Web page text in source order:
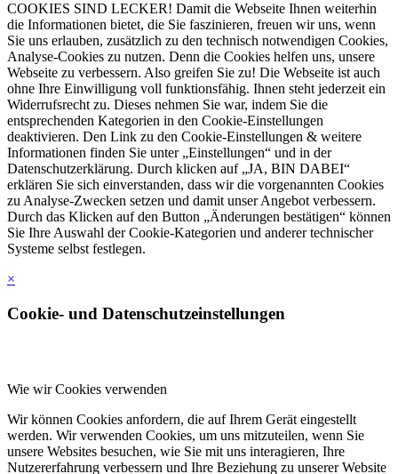
COOKIES SIND LECKER! Damit die Webseite Ihnen weiterhin
die Informationen bietet, die Sie faszinieren, freuen wir uns, wenn
Sie uns erlauben, zusätzlich zu den technisch notwendigen Cookies,
Analyse-Cookies zu nutzen. Denn die Cookies helfen uns, unsere
Webseite zu verbessern. Also greifen Sie zu! Die Webseite ist auch
ohne Ihre Einwilligung voll funktionsfähig. Ihnen steht jederzeit ein
Widerrufsrecht zu. Dieses nehmen Sie war, indem Sie die
entsprechenden Kategorien in den Cookie-Einstellungen
deaktivieren. Den Link zu den Cookie-Einstellungen & weitere
Informationen finden Sie unter „Einstellungen“ und in der
Datenschutzerklärung. Durch klicken auf „JA, BIN DABEI“
erklären Sie sich einverstanden, dass wir die vorgenannten Cookies
zu Analyse-Zwecken setzen und damit unser Angebot verbessern.
Durch das Klicken auf den Button „Änderungen bestätigen“ können
Sie Ihre Auswahl der Cookie-Kategorien und anderer technischer
Systeme selbst festlegen.
×
Cookie- und Datenschutzeinstellungen
Wie wir Cookies verwenden
Wir können Cookies anfordern, die auf Ihrem Gerät eingestellt
werden. Wir verwenden Cookies, um uns mitzuteilen, wenn Sie
unsere Websites besuchen, wie Sie mit uns interagieren, Ihre
Nutzererfahrung verbessern und Ihre Beziehung zu unserer Website